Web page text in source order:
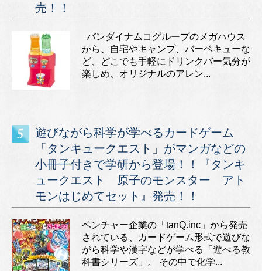
売！！
バンダイナムコグループのメガハウス
から、自宅やキャンプ、バーベキューな
ど、どこでも手軽にドリンクバー気分が
楽しめ、オリジナルのアレン...
遊びながら科学が学べるカードゲーム
「タンキュークエスト」がマンガなどの
小冊子付きで学研から登場！！『タンキ
ュークエスト 原子のモンスター アト
モンはじめてセット』発売！！
ベンチャー企業の「tanQ.inc」から発売
されている、カードゲーム形式で遊びな
がら科学や漢字などが学べる「遊べる教
科書シリーズ」。 その中で化学...